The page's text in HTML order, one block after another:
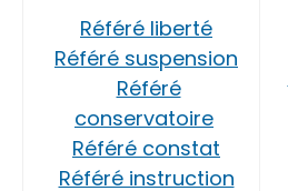
Référé liberté
Référé suspension
Référé
conservatoire
Référé constat
Référé instruction